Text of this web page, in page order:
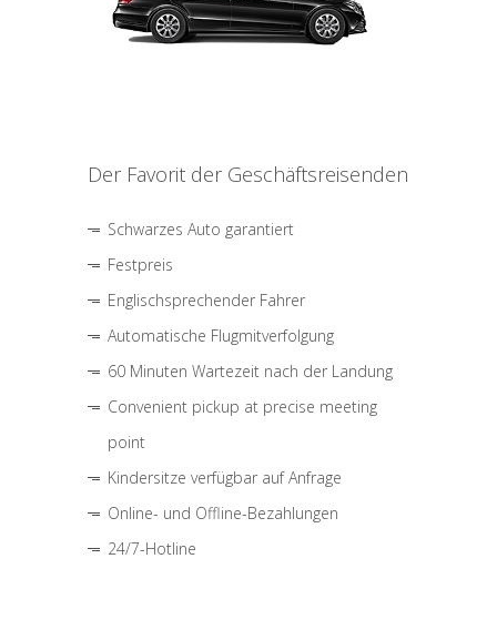
Der Favorit der Geschäftsreisenden
Schwarzes Auto garantiert
Festpreis
Englischsprechender Fahrer
Automatische Flugmitverfolgung
60 Minuten Wartezeit nach der Landung
Convenient pickup at precise meeting
point
Kindersitze verfügbar auf Anfrage
Online- und Offline-Bezahlungen
24/7-Hotline